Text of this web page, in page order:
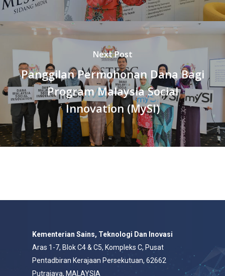
Next Post
Panggilan Permohonan Dana Bagi
Program Malaysia Social
Innovation (MySI)
Kementerian Sains, Teknologi Dan Inovasi
Aras 1-7, Blok C4 & C5, Kompleks C, Pusat
Pentadbiran Kerajaan Persekutuan, 62662
Putrajaya, MALAYSIA